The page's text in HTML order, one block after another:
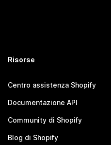
Risorse
Centro assistenza Shopify
Documentazione API
Community di Shopify
Blog di Shopify